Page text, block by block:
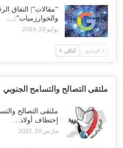
“مقالات“| النفاق
والخوارزميات”:…
يوليو 22, 2026
السابق التالي
ملتقى التصالح والتسامح الجنوبي
ملتقى التصالح
إختطاف أولاد…
مارس 30, 2022